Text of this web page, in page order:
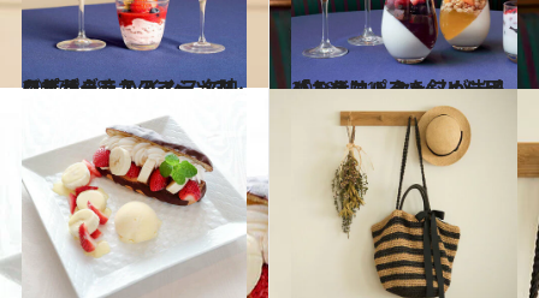
2017.3.28
これがまさかのマシュマロデザート！ インスタ映えするグラススイーツ3レシピ
グルメ 2016.12.18
パンナコッタを斜めに固めるだけ！ センスが光る「おうちパフェ」レシピ
グルメ